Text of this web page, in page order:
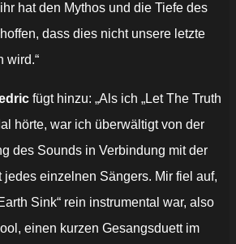
hat den Mythos und die Tiefe des
dass dies nicht unsere letzte
wird.“
fügt hinzu: „Als ich „Let The Truth
hörte, war ich überwältigt von der
des Sounds in Verbindung mit der
einzelnen Sängers. Mir fiel auf,
Sink“ rein instrumental war, also
einen kurzen Gesangsduett im